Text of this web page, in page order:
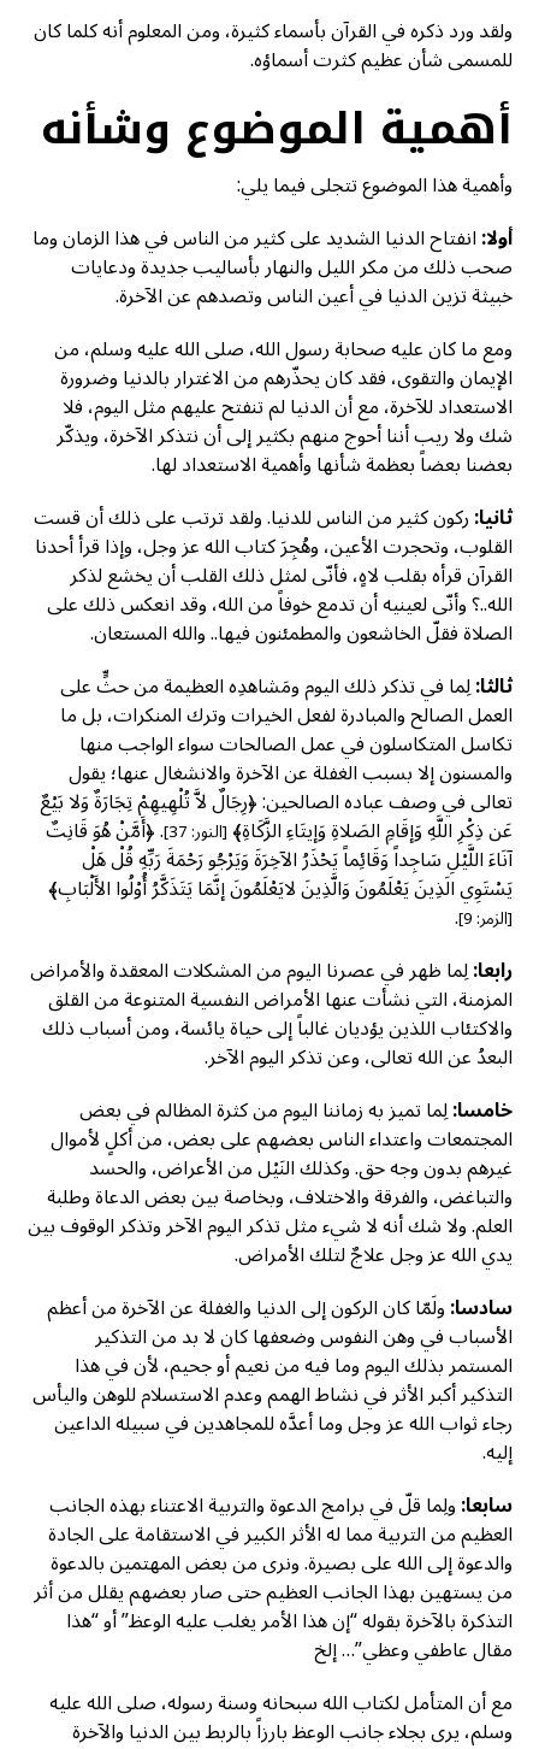
ولقد ورد ذكره في القرآن بأسماء كثيرة، ومن المعلوم أنه كلما كان
للمسمى شأن عظيم كثرت أسماؤه.
أهمية الموضوع وشأنه
وأهمية هذا الموضوع تتجلى فيما يلي:
أولا:انفتاح الدنيا الشديد على كثير من الناس في هذا الزمان وما
صحب ذلك من مكر الليل والنهار بأساليب جديدة ودعايات
خبيثة تزين الدنيا في أعين الناس وتصدهم عن الآخرة.
ومع ما كان عليه صحابة رسول الله، صلى الله عليه وسلم، من
الإيمان والتقوى، فقد كان يحذّرهم من الاغترار بالدنيا وضرورة
الاستعداد للآخرة، مع أن الدنيا لم تنفتح عليهم مثل اليوم، فلا
شك ولا ريب أننا أحوج منهم بكثير إلى أن نتذكر الآخرة، ويذكّر
بعضنا بعضاً بعظمة شأنها وأهمية الاستعداد لها.
ثانيا:ركون كثير من الناس للدنيا. ولقد ترتب على ذلك أن قست
القلوب، وتحجرت الأعين، وهُجِرَ كتاب الله عز وجل، وإذا قرأ أحدنا
القرآن قرأه بقلب لاهٍ، فأنّى لمثل ذلك القلب أن يخشع لذكر
الله..؟ وأنّى لعينيه أن تدمع خوفاً من الله، وقد انعكس ذلك على
الصلاة فقلّ الخاشعون والمطمئنون فيها.. والله المستعان.
ثالثا:لِما في تذكر ذلك اليوم ومَشاهدِه العظيمة من حثٍّ على
العمل الصالح والمبادرة لفعل الخيرات وترك المنكرات، بل ما
تكاسل المتكاسلون في عمل الصالحات سواء الواجب منها
والمسنون إلا بسبب الغفلة عن الآخرة والانشغال عنها؛ يقول
تعالى في وصف عباده الصالحين: ﴿رِجَالٌ لاَّ تُلْهِيهِمْ تِجَارَةٌ وَلا بَيْعٌ
عَن ذِكْرِ اللَّهِ وَإقَامِ الصَلاةِ وَإيتَاءِ الزَّكَاةِ﴾[النور: 37] . ﴿أَمَّنْ هُوَ قَانِتٌ
آنَاءَ اللَّيْلِ سَاجِداً وَقَائِماً يَحْذَرُ الآخِرَةَ وَيَرْجُو رَحْمَةَ رَبِّهِ قُلْ هَلْ
يَسْتَوِي الَذِينَ يَعْلَمُونَ وَالَّذِينَ لايَعْلَمُونَ إنَّمَا يَتَذَكَّرُ أُوْلُوا الأَلْبَابِ﴾
[الزمر: 9] .
رابعا:لِما ظهر في عصرنا اليوم من المشكلات المعقدة والأمراض
المزمنة، التي نشأت عنها الأمراض النفسية المتنوعة من القلق
والاكتئاب اللذين يؤديان غالباً إلى حياة يائسة، ومن أسباب ذلك
البعدُ عن الله تعالى، وعن تذكر اليوم الآخر.
خامسا:لِما تميز به زماننا اليوم من كثرة المظالم في بعض
المجتمعات واعتداء الناس بعضهم على بعض، من أكلٍ لأموال
غيرهم بدون وجه حق. وكذلك النَيْل من الأعراض، والحسد
والتباغض، والفرقة والاختلاف، وبخاصة بين بعض الدعاة وطلبة
العلم. ولا شك أنه لا شيء مثل تذكر اليوم الآخر وتذكر الوقوف بين
يدي الله عز وجل علاجٌ لتلك الأمراض.
سادسا:ولَمّا كان الركون إلى الدنيا والغفلة عن الآخرة من أعظم
الأسباب في وهن النفوس وضعفها كان لا بد من التذكير
المستمر بذلك اليوم وما فيه من نعيم أو جحيم، لأن في هذا
التذكير أكبر الأثر في نشاط الهمم وعدم الاستسلام للوهن واليأس
رجاء ثواب الله عز وجل وما أعدَّه للمجاهدين في سبيله الداعين
إليه.
سابعا:ولِما قلّ في برامج الدعوة والتربية الاعتناء بهذه الجانب
العظيم من التربية مما له الأثر الكبير في الاستقامة على الجادة
والدعوة إلى الله على بصيرة. ونرى من بعض المهتمين بالدعوة
من يستهين بهذا الجانب العظيم حتى صار بعضهم يقلل من أثر
التذكرة بالآخرة بقوله “إن هذا الأمر يغلب عليه الوعظ” أو “هذا
مقال عاطفي وعظي”… إلخ
مع أن المتأمل لكتاب الله سبحانه وسنة رسوله، صلى الله عليه
وسلم، يرى بجلاء جانب الوعظ بارزاً بالربط بين الدنيا والآخرة